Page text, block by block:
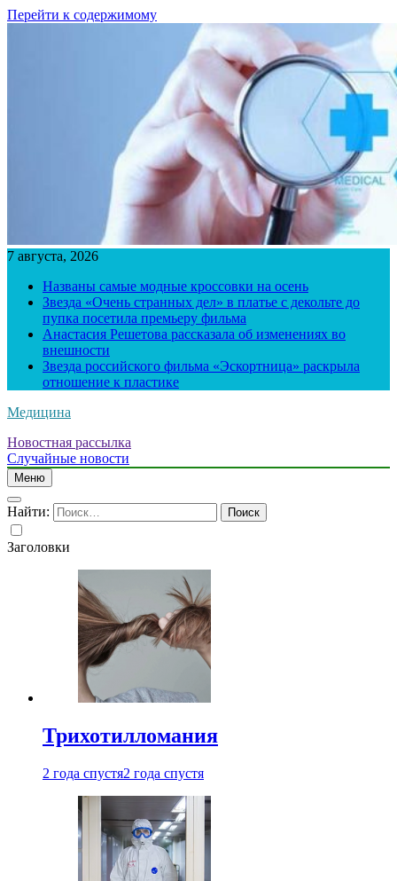
Перейти к содержимому
7 августа, 2026
Названы самые модные кроссовки на осень
Звезда «Очень странных дел» в платье с декольте до
пупка посетила премьеру фильма
Анастасия Решетова рассказала об изменениях во
внешности
Звезда российского фильма «Эскортница» раскрыла
отношение к пластике
Медицина
Новостная рассылка
Случайные новости
Меню
Найти:
Заголовки
Трихотилломания
2 года спустя2 года спустя